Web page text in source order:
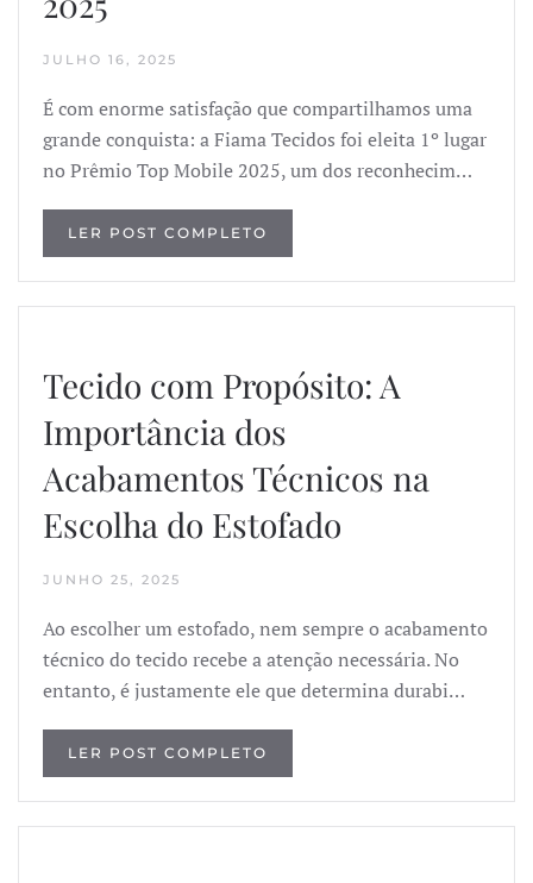
JULHO 16, 2025
É com enorme satisfação que compartilhamos uma
grande conquista: a Fiama Tecidos foi eleita 1º lugar
no Prêmio Top Mobile 2025, um dos reconhecim…
LER POST COMPLETO
Tecido com Propósito: A
Importância dos
Acabamentos Técnicos na
Escolha do Estofado
JUNHO 25, 2025
Ao escolher um estofado, nem sempre o acabamento
técnico do tecido recebe a atenção necessária. No
entanto, é justamente ele que determina durabi…
LER POST COMPLETO